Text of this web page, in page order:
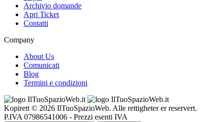
Archivio domande
Apri Ticket
Contatti
Company
About Us
Comunicati
Blog
Termini e condizioni
Kopirett © 2026 IlTuoSpazioWeb. Alle rettigheter er reservert.
P.IVA 07986541006 - Prezzi esenti IVA